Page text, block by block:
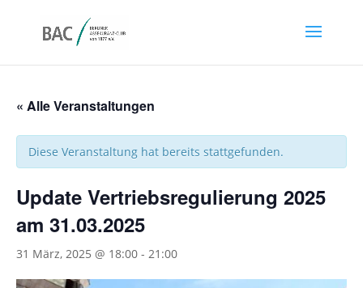
« Alle Veranstaltungen
Diese Veranstaltung hat bereits stattgefunden.
Update Vertriebsregulierung 2025
am 31.03.2025
31 März, 2025 @ 18:00 - 21:00